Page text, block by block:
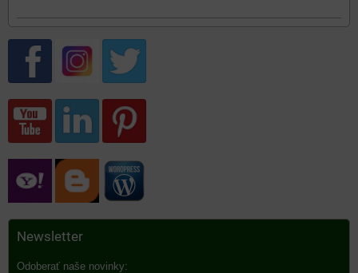
Newsletter
Odoberať naše novinky: